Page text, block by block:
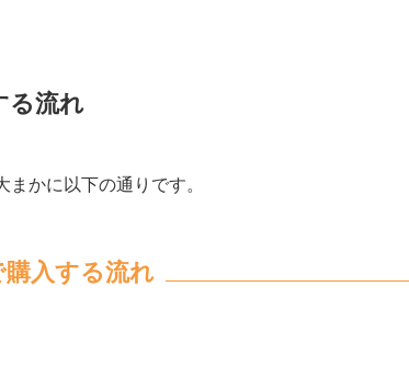
る流れ
かに以下の通りです。
入する流れ